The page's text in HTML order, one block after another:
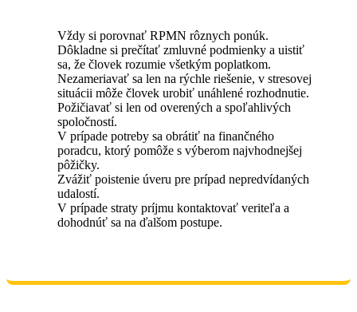
Vždy si porovnať RPMN rôznych ponúk.
Dôkladne si prečítať zmluvné podmienky a uistiť
sa, že človek rozumie všetkým poplatkom.
Nezameriavať sa len na rýchle riešenie, v stresovej
situácii môže človek urobiť unáhlené rozhodnutie.
Požičiavať si len od overených a spoľahlivých
spoločností.
V prípade potreby sa obrátiť na finančného
poradcu, ktorý pomôže s výberom najvhodnejšej
pôžičky.
Zvážiť poistenie úveru pre prípad nepredvídaných
udalostí.
V prípade straty príjmu kontaktovať veriteľa a
dohodnúť sa na ďalšom postupe.